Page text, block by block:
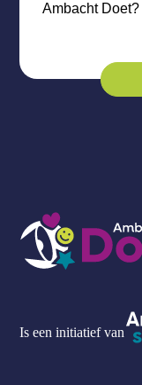
Ambacht
Is een initiatief van